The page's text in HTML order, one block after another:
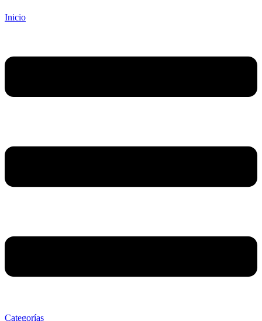
Inicio
Categorías